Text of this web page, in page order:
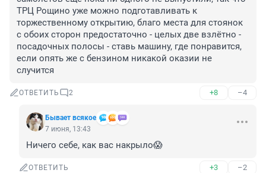
ТРЦ Рощино уже можно подготавливать к
торжественному открытию, благо места для стоянок
с обоих сторон предостаточно - целых две взлётно -
посадочных полосы - ставь машину, где понравится,
если опять же с бензином никакой оказии не
случится
ОТВЕТИТЬ 2 +8 –4
Бывает всякое
7 июня, 13:43
Ничего себе, как вас накрыло😱
ОТВЕТИТЬ +3 –2